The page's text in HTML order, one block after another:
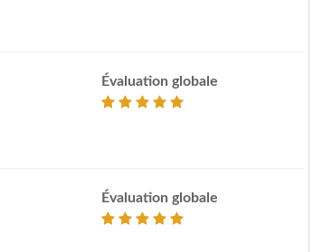
Évaluation globale
Évaluation globale